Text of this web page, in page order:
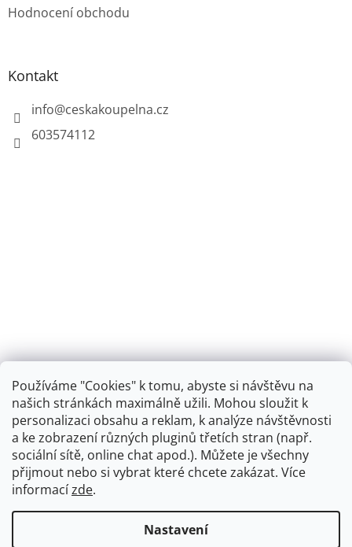
Používáme "Cookies" k tomu, abyste si návštěvu na
našich stránkách maximálně užili. Mohou sloužit k
personalizaci obsahu a reklam, k analýze návštěvnosti
a ke zobrazení různých pluginů třetích stran (např.
sociální sítě, online chat apod.). Můžete je všechny
přijmout nebo si vybrat které chcete zakázat. Více
informacízde.
Nastavení
Hodnocení obchodu
Kontakt
info@ceskakoupelna.cz
603574112
Retro koupelna
Vytvořil Shoptet + plnenieshopu.cz